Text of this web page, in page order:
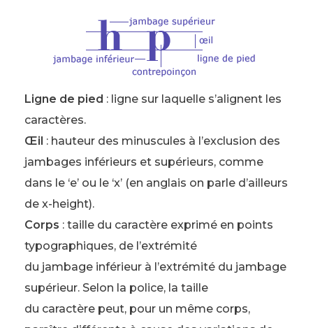
Ligne de pied : ligne sur laquelle s’alignent les
caractères.
Œil : hauteur des minuscules à l’exclusion des
jambages inférieurs et supérieurs, comme
dans le ‘e’ ou le ‘x’ (en anglais on parle d’ailleurs
de x-height).
Corps : taille du caractère exprimé en points
typographiques, de l’extrémité
du jambage inférieur à l’extrémité du jambage
supérieur. Selon la police, la taille
du caractère peut, pour un même corps,